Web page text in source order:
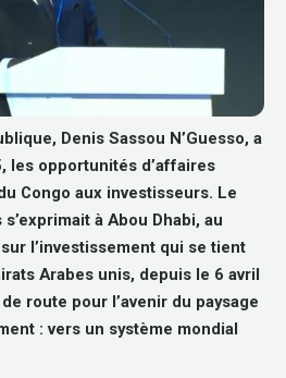
Denis Sassou N’Guesso, a
les opportunités d’affaires
Congo aux investisseurs. Le
à Abou Dhabi, au
l’investissement qui se tient
Arabes unis, depuis le 6 avril
route pour l’avenir du paysage
: vers un système mondial